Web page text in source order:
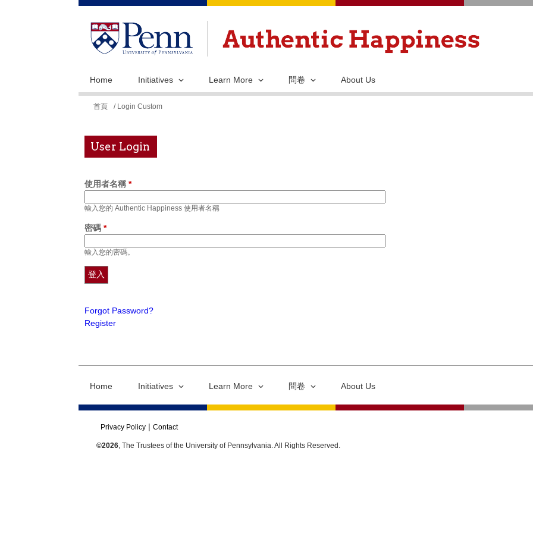
移
主
Home Initiatives Learn More 問卷 About Us
您
這
裡
首頁 / Login Custom
User Login
使用者名稱 *
輸入您的 Authentic Happiness 使用者名稱
密碼 *
輸入您的密碼。
Forgot Password?
Register
Home Initiatives Learn More 問卷 About Us
Privacy Policy Contact
©2026, The Trustees of the University of Pennsylvania. All Rights Reserved.